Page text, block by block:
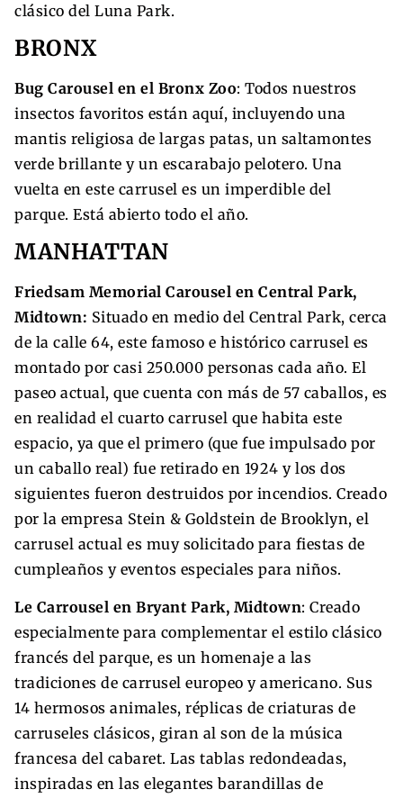
clásico del Luna Park.
BRONX
Bug Carousel en el Bronx Zoo: Todos nuestros
insectos favoritos están aquí, incluyendo una
mantis religiosa de largas patas, un saltamontes
verde brillante y un escarabajo pelotero. Una
vuelta en este carrusel es un imperdible del
parque. Está abierto todo el año.
MANHATTAN
Friedsam Memorial Carousel en Central Park,
Midtown: Situado en medio del Central Park, cerca
de la calle 64, este famoso e histórico carrusel es
montado por casi 250.000 personas cada año. El
paseo actual, que cuenta con más de 57 caballos, es
en realidad el cuarto carrusel que habita este
espacio, ya que el primero (que fue impulsado por
un caballo real) fue retirado en 1924 y los dos
siguientes fueron destruidos por incendios. Creado
por la empresa Stein & Goldstein de Brooklyn, el
carrusel actual es muy solicitado para fiestas de
cumpleaños y eventos especiales para niños.
Le Carrousel en Bryant Park, Midtown: Creado
especialmente para complementar el estilo clásico
francés del parque, es un homenaje a las
tradiciones de carrusel europeo y americano. Sus
14 hermosos animales, réplicas de criaturas de
carruseles clásicos, giran al son de la música
francesa del cabaret. Las tablas redondeadas,
inspiradas en las elegantes barandillas de